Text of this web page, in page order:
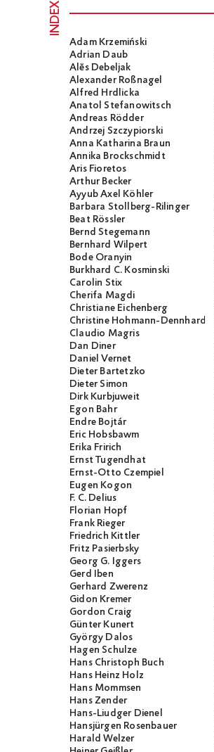
INDEX
Adam Krzemiński
Adrian Daub
Alĕs Debeljak
Alexander Roßnagel
Alfred Hrdlicka
Anatol Stefanowitsch
Andreas Rödder
Andrzej Szczypiorski
Anna Katharina Braun
Annika Brockschmidt
Aris Fioretos
Arthur Becker
Ayyub Axel Köhler
Barbara Stollberg-Rilinger
Beat Rössler
Bernd Stegemann
Bernhard Wilpert
Bode Oranyin
Burkhard C. Kosminski
Carolin Stix
Cherifa Magdi
Christiane Eichenberg
Christine Hohmann-Dennhardt
Claudio Magris
Dan Diner
Daniel Vernet
Dieter Bartetzko
Dieter Simon
Dirk Kurbjuweit
Egon Bahr
Endre Bojtár
Eric Hobsbawm
Erika Fririch
Ernst Tugendhat
Ernst-Otto Czempiel
Eugen Kogon
F. C. Delius
Florian Hopf
Frank Rieger
Friedrich Kittler
Fritz Pasierbsky
Georg G. Iggers
Gerd Iben
Gerhard Zwerenz
Gidon Kremer
Gordon Craig
Günter Kunert
György Dalos
Hagen Schulze
Hans Christoph Buch
Hans Heinz Holz
Hans Mommsen
Hans Zender
Hans-Liudger Dienel
Hansjürgen Rosenbauer
Harald Welzer